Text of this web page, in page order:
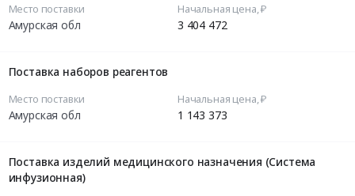
Место поставки
Амурская обл
Начальная цена, ₽
3 404 472
Поставка наборов реагентов
Место поставки
Амурская обл
Начальная цена, ₽
1 143 373
Поставка изделий медицинского назначения (Система
инфузионная)